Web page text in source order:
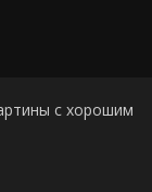
с хорошим